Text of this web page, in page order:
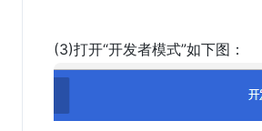
(3)打开“开发者模式”如下图：